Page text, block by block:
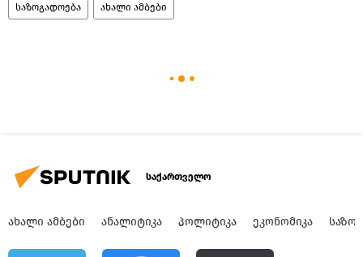
საზოგადოება ახალი ამბები
საქართველო
ᲐᲮᲐᲚᲘ ᲐᲛᲑᲔᲑᲘ ᲐᲜᲐᲚᲘᲢᲘᲙᲐ ᲞᲝᲚᲘᲢᲘᲙᲐ ᲔᲙᲝᲜᲝᲛᲘᲙᲐ